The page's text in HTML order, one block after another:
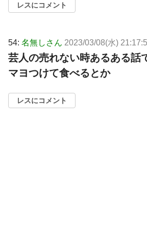
レスにコメント
54: 名無しさん 2023/03/08(水)
芸人の売れない時あるある話
マヨつけて食べるとか
レスにコメント